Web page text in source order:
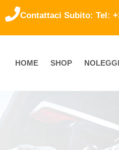
Contattaci Subito: Tel:
HOME SHOP